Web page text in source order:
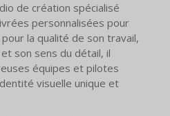
de création spécialisé
personnalisées pour
pour la qualité de son travail,
son sens du détail, il
équipes et pilotes
visuelle unique et